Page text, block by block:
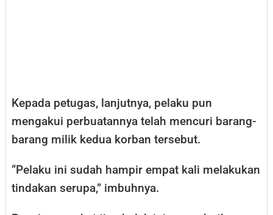
Kepada petugas, lanjutnya, pelaku pun
mengakui perbuatannya telah mencuri barang-
barang milik kedua korban tersebut.
“Pelaku ini sudah hampir empat kali melakukan
tindakan serupa,” imbuhnya.